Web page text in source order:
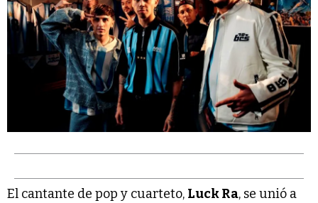
El cantante de pop y cuarteto, Luck Ra, se unió a